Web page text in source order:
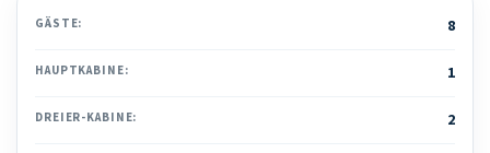
GÄSTE: 8
HAUPTKABINE: 1
DREIER-KABINE: 2